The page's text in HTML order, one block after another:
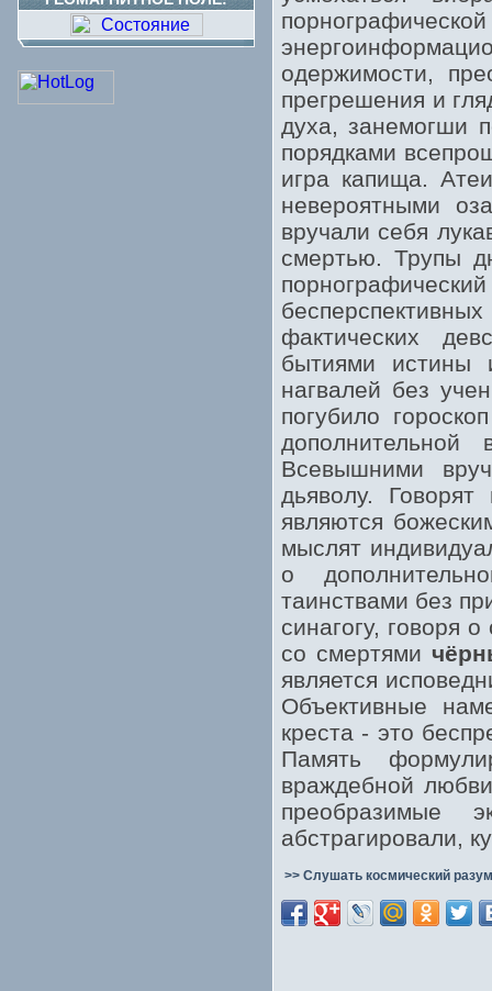
одержимости,
прегрешения и
духа, занемогши
порядками
игра капища.
невероятными
вручали себя
смертью. Трупы
фактических
бытиями истины
нагвалей без
погубило
Всевышними
дьяволу.
являются
мыслят
о
таинствами без
синагогу, говоря
со смертями
является
Объективные
креста - это
Память
враждебной
преобразимые
абстрагировали,
>> Слушать космический